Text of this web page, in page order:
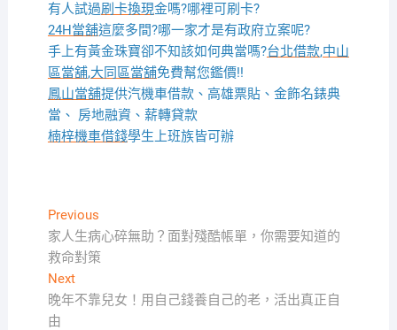
有人試過刷卡換現金嗎?哪裡可刷卡?
24H當舖這麼多間?哪一家才是有政府立案呢?
手上有黃金珠寶卻不知該如何典當嗎?台北借款,中山
區當舖,大同區當舖免費幫您鑑價!!
鳳山當舖提供汽機車借款、高雄票貼、金飾名錶典
當、 房地融資、薪轉貸款
楠梓機車借錢學生上班族皆可辦
文
章
導
覽
PreviousPrevious
post:
家人生病心碎無助？面對殘酷帳單，你需要知道的
救命對策
NextNext
post:
晚年不靠兒女！用自己錢養自己的老，活出真正自
由